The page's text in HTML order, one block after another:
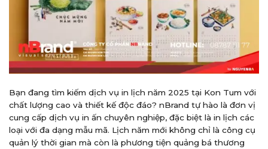
Bạn đang tìm kiếm dịch vụ in lịch năm 2025 tại Kon Tum với
chất lượng cao và thiết kế độc đáo? nBrand tự hào là đơn vị
cung cấp dịch vụ in ấn chuyên nghiệp, đặc biệt là in lịch các
loại với đa dạng mẫu mã. Lịch năm mới không chỉ là công cụ
quản lý thời gian mà còn là phương tiện quảng bá thương